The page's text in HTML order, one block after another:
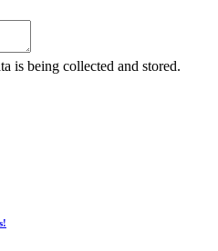
is being collected and stored.